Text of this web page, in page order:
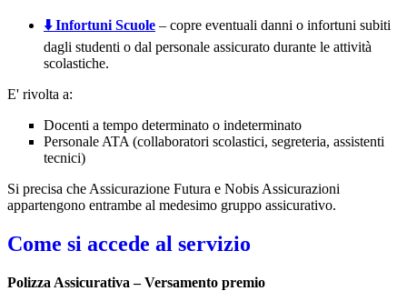
⬇️ Infortuni Scuole – copre eventuali danni o infortuni subiti
dagli studenti o dal personale assicurato durante le attività
scolastiche.
E' rivolta a:
Docenti a tempo determinato o indeterminato
Personale ATA (collaboratori scolastici, segreteria, assistenti
tecnici)
Si precisa che Assicurazione Futura e Nobis Assicurazioni
appartengono entrambe al medesimo gruppo assicurativo.
Come si accede al servizio
Polizza Assicurativa – Versamento premio